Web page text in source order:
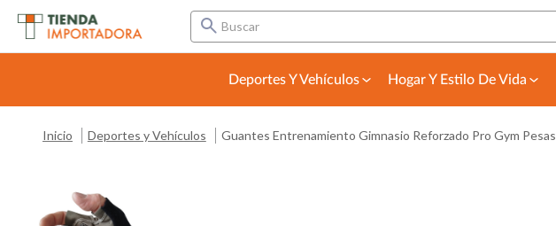
Buscar
Deportes Y Vehículos Hogar Y Estilo De Vida
Inicio Deportes y Vehículos Guantes Entrenamiento Gimnasio Reforzado Pro Gym Pesas